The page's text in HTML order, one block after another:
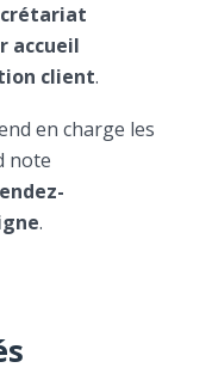
accueil
client.
en charge les
note
.